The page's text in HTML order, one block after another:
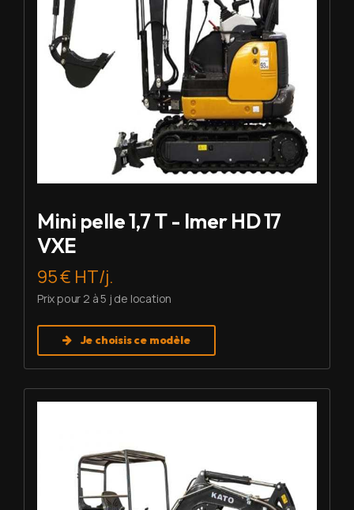
Mini pelle 1,7 T - Imer HD 17
VXE
95 € HT/j.
Prix pour 2 à 5 j de location
Je choisis ce modèle
Louer Mini pelle 2,7 T - Imer HD 27 V5